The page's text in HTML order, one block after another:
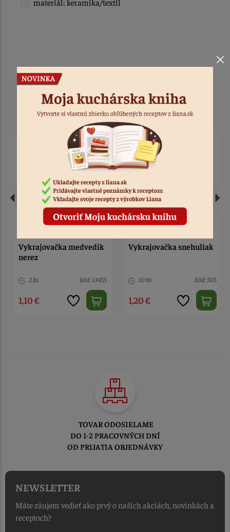
materiál: keramika/textil
Podobné produkty
Vykrajovačka medvedík
nerez
2 ks Kód: 13455
1,10 €
Vykrajovačka snehuliak
10 ks Kód: 505
1,20 €
TOVAR ODOSIELAME
DO 1-2 PRACOVNÝCH DNÍ
OD PRIJATIA OBJEDNÁVKY
NEWSLETTER
Máte záujem vedieť ako prvý o našich akciách, novinkách a
receptoch?